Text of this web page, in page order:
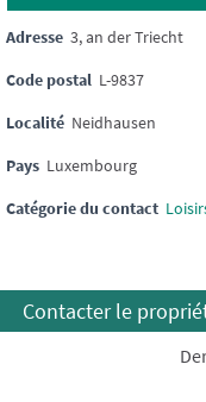
Adresse 3, an der Triecht
Code postal L-9837
Localité Neidhausen
Pays Luxembourg
Catégorie du contact
Contacter le